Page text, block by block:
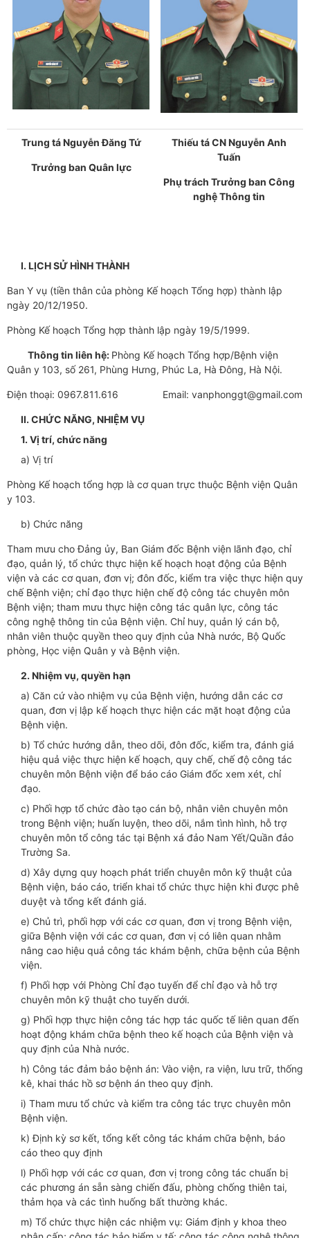
Trung tá Nguyễn Đăng Tứ
Trưởng ban Quân lực
Thiếu tá CN Nguyễn Anh
Tuấn
Phụ trách Trưởng ban Công
nghệ Thông tin
I. LỊCH SỬ HÌNH THÀNH
Ban Y vụ (tiền thân của phòng Kế hoạch Tổng hợp) thành lập
ngày 20/12/1950.
Phòng Kế hoạch Tổng hợp thành lập ngày 19/5/1999.
Thông tin liên hệ: Phòng Kế hoạch Tổng hợp/Bệnh viện
Quân y 103, số 261, Phùng Hưng, Phúc La, Hà Đông, Hà Nội.
Điện thoại: 0967.811.616 Email: vanphonggt@gmail.com
II. CHỨC NĂNG, NHIỆM VỤ
1. Vị trí, chức năng
a) Vị trí
Phòng Kế hoạch tổng hợp là cơ quan trực thuộc Bệnh viện Quân
y 103.
b) Chức năng
Tham mưu cho Đảng ủy, Ban Giám đốc Bệnh viện lãnh đạo, chỉ
đạo, quản lý, tổ chức thực hiện kế hoạch hoạt động của Bệnh
viện và các cơ quan, đơn vị; đôn đốc, kiểm tra việc thực hiện quy
chế Bệnh viện; chỉ đạo thực hiện chế độ công tác chuyên môn
Bệnh viện; tham mưu thực hiện công tác quân lực, công tác
công nghệ thông tin của Bệnh viện. Chỉ huy, quản lý cán bộ,
nhân viên thuộc quyền theo quy định của Nhà nước, Bộ Quốc
phòng, Học viện Quân y và Bệnh viện.
2. Nhiệm vụ, quyền hạn
a) Căn cứ vào nhiệm vụ của Bệnh viện, hướng dẫn các cơ
quan, đơn vị lập kế hoạch thực hiện các mặt hoạt động của
Bệnh viện.
b) Tổ chức hướng dẫn, theo dõi, đôn đốc, kiểm tra, đánh giá
hiệu quả việc thực hiện kế hoạch, quy chế, chế độ công tác
chuyên môn Bệnh viện để báo cáo Giám đốc xem xét, chỉ
đạo.
c) Phối hợp tổ chức đào tạo cán bộ, nhân viên chuyên môn
trong Bệnh viện; huấn luyện, theo dõi, nắm tình hình, hỗ trợ
chuyên môn tổ công tác tại Bệnh xá đảo Nam Yết/Quần đảo
Trường Sa.
d) Xây dựng quy hoạch phát triển chuyên môn kỹ thuật của
Bệnh viện, báo cáo, triển khai tổ chức thực hiện khi được phê
duyệt và tổng kết đánh giá.
e) Chủ trì, phối hợp với các cơ quan, đơn vị trong Bệnh viện,
giữa Bệnh viện với các cơ quan, đơn vị có liên quan nhằm
nâng cao hiệu quả công tác khám bệnh, chữa bệnh của Bệnh
viện.
f) Phối hợp với Phòng Chỉ đạo tuyến để chỉ đạo và hỗ trợ
chuyên môn kỹ thuật cho tuyến dưới.
g) Phối hợp thực hiện công tác hợp tác quốc tế liên quan đến
hoạt động khám chữa bệnh theo kế hoạch của Bệnh viện và
quy định của Nhà nước.
h) Công tác đảm bảo bệnh án: Vào viện, ra viện, lưu trữ, thống
kê, khai thác hồ sơ bệnh án theo quy định.
i) Tham mưu tổ chức và kiểm tra công tác trực chuyên môn
Bệnh viện.
k) Định kỳ sơ kết, tổng kết công tác khám chữa bệnh, báo
cáo theo quy định
l) Phối hợp với các cơ quan, đơn vị trong công tác chuẩn bị
các phương án sẵn sàng chiến đấu, phòng chống thiên tai,
thảm họa và các tình huống bất thường khác.
m) Tổ chức thực hiện các nhiệm vụ: Giám định y khoa theo